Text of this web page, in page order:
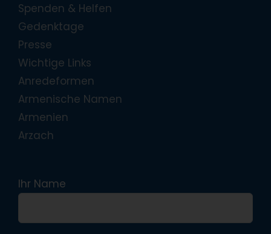
Spenden & Helfen
Gedenktage
Presse
Wichtige Links
Anredeformen
Armenische Namen
Armenien
Arzach
Ihr Name